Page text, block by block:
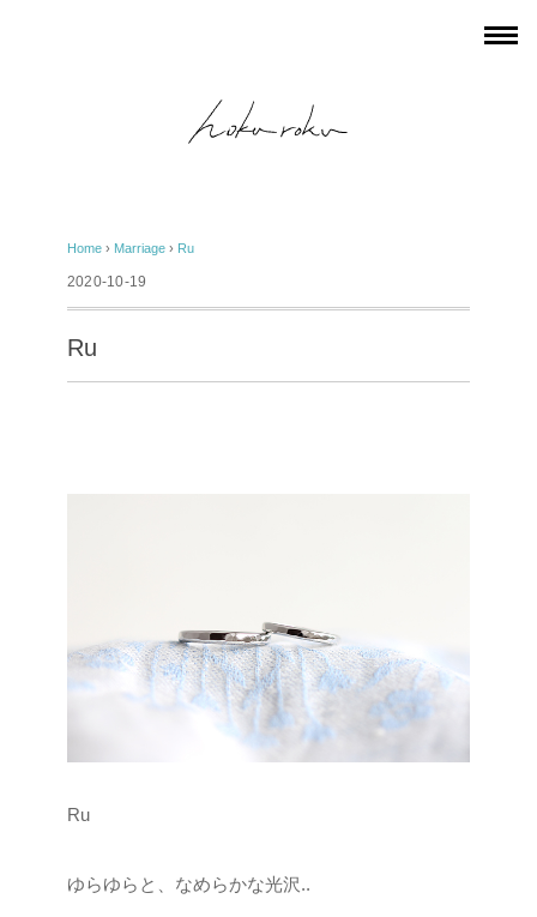
Home › Marriage › Ru
2020-10-19
Ru
Ru
ゆらゆらと、なめらかな光沢..